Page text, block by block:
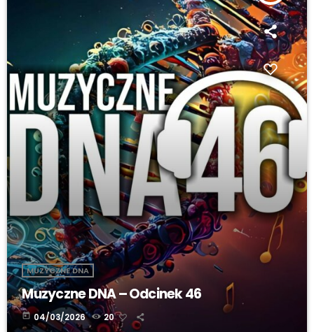
MUZYCZNE DNA
Muzyczne DNA – Odcinek 46
today 04/03/2026 20